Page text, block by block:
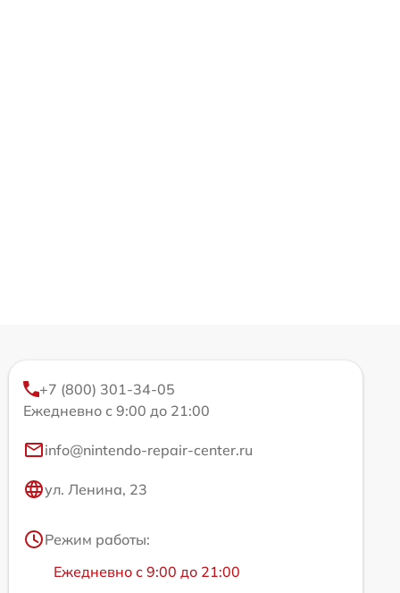
+7 (800) 301-34-05
Ежедневно с 9:00 до 21:00
info@nintendo-repair-center.ru
ул. Ленина, 23
Режим работы:
Ежедневно с 9:00 до 21:00